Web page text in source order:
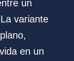
un
variante
en un